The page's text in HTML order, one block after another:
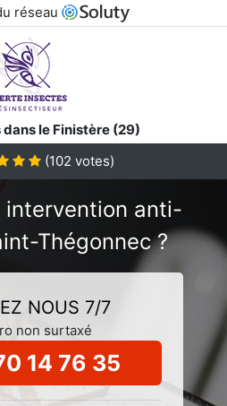
réseau
le Finistère (29)
(102 votes)
intervention anti-
Thégonnec ?
NOUS 7/7
non surtaxé
14 76 35